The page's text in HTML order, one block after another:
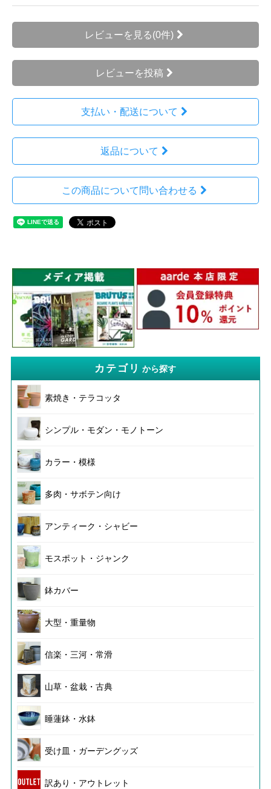
レビューを見る(0件)
レビューを投稿
支払い・配送について
返品について
この商品について問い合わせる
カテゴリ から探す
素焼き・テラコッタ
シンプル・モダン・モノトーン
カラー・模様
多肉・サボテン向け
アンティーク・シャビー
モスポット・ジャンク
鉢カバー
大型・重量物
信楽・三河・常滑
山草・盆栽・古典
睡蓮鉢・水鉢
受け皿・ガーデングッズ
訳あり・アウトレット